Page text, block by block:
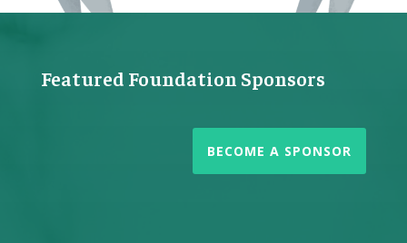
Featured Foundation Sponsors
BECOME A SPONSOR